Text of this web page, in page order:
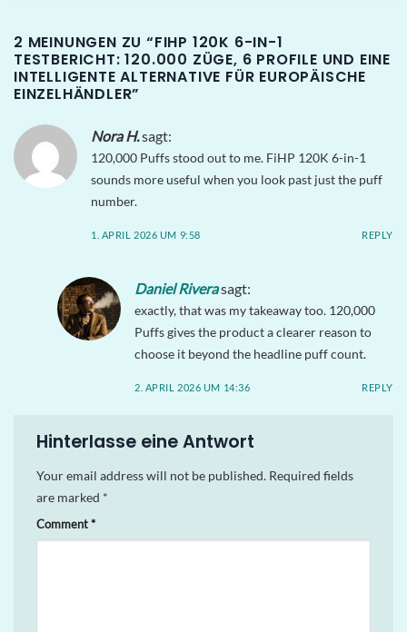
2 MEINUNGEN ZU “FIHP 120K 6-IN-1
TESTBERICHT: 120.000 ZÜGE, 6 PROFILE UND EINE
INTELLIGENTE ALTERNATIVE FÜR EUROPÄISCHE
EINZELHÄNDLER”
Nora H.sagt:
120,000 Puffs stood out to me. FiHP 120K 6-in-1
sounds more useful when you look past just the puff
number.
1. APRIL 2026 UM 9:58 REPLY
Daniel Riverasagt:
exactly, that was my takeaway too. 120,000
Puffs gives the product a clearer reason to
choose it beyond the headline puff count.
2. APRIL 2026 UM 14:36 REPLY
Hinterlasse eine Antwort
Your email address will not be published. Required fields
are marked *
Comment *